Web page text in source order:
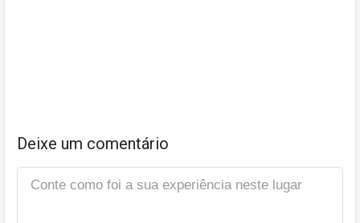
Deixe um comentário